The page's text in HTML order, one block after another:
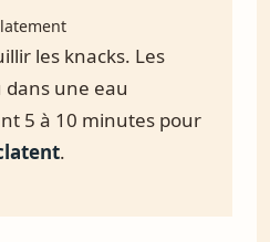
les knacks. Les
une eau
5 à 10 minutes pour
.